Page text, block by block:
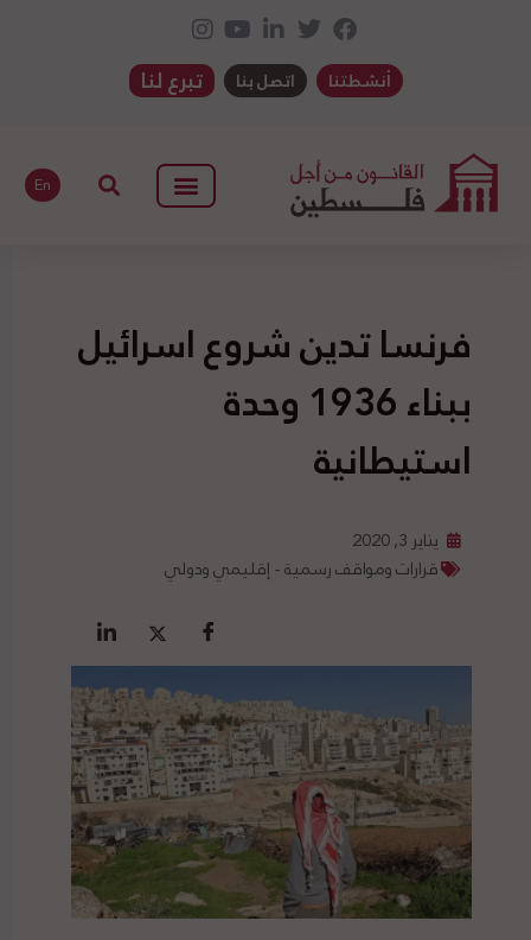
أنشطتنا اتصل بنا تبرع لنا
En
فرنسا تدين شروع اسرائيل
ببناء 1936 وحدة
استيطانية
يناير 3, 2020
قرارات ومواقف رسمية - إقليمي ودولي